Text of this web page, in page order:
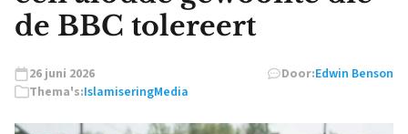
de BBC tolereert
26 juni 2026 Door:Edwin Benson
Thema's:IslamiseringMedia